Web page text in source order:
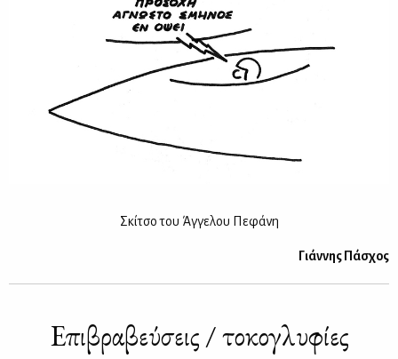
Σκί­τσο του Άγ­γε­λου Πε­φά­νη
Γιάν­νης Πά­σχος
Επι­βρα­βεύ­σεις / το­κο­γλυ­φί­ες